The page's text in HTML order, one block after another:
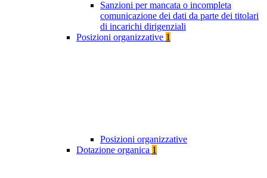
Sanzioni per mancata o incompleta
comunicazione dei dati da parte dei titolari
di incarichi dirigenziali
Posizioni organizzative 1
Posizioni organizzative
Dotazione organica 1